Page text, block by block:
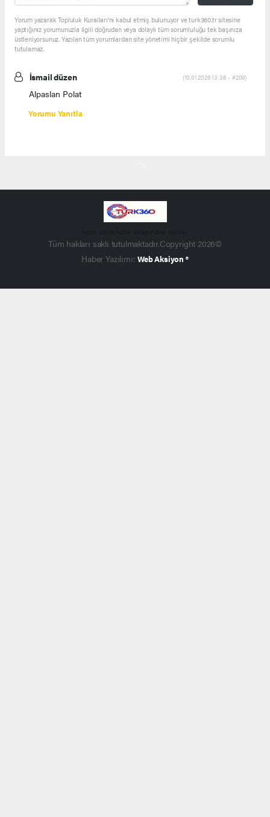
Yorum yazarak Topluluk Kuralları’nı kabul etmiş bulunuyor ve turk360.tr sitesine
yaptığınız yorumunuzla ilgili doğrudan veya dolaylı tüm sorumluluğu tek başınıza
üstleniyorsunuz. Yazılan tüm yorumlardan site yönetimi hiçbir şekilde sorumlu
tutulamaz.
İsmail düzen (10.01.2026 13:38 - #209)
Alpaslan Polat
Yorumu Yanıtla
Tüm hakları saklı tutulmaktadır.Copyright 2026©
Haber Yazılımı:Web Aksiyon ®